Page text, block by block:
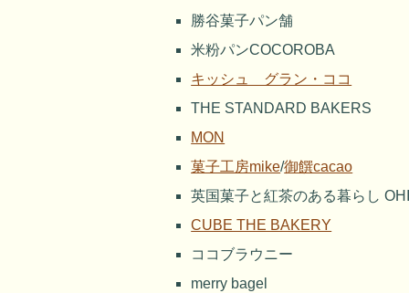
勝谷菓子パン舗
米粉パンCOCOROBA
キッシュ グラン・ココ
THE STANDARD BAKERS
MON
菓子工房mike/御饌cacao
英国菓子と紅茶のある暮らし
CUBE THE BAKERY
ココブラウニー
merry bagel